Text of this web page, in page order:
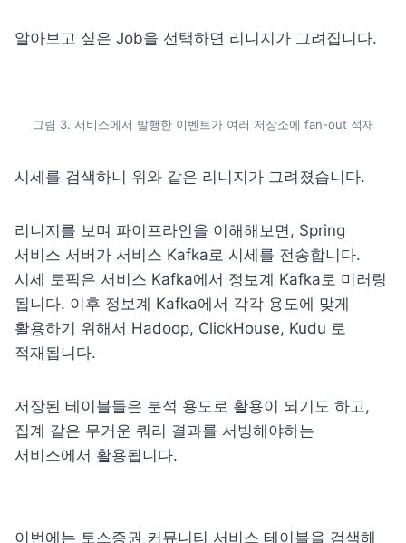
알아보고 싶은 Job을 선택하면 리니지가 그려집니다.
그림 3. 서비스에서 발행한 이벤트가 여러 저장소에 fan-out 적재
시세를 검색하니 위와 같은 리니지가 그려졌습니다.
리니지를 보며 파이프라인을 이해해보면, Spring
서비스 서버가 서비스 Kafka로 시세를 전송합니다.
시세 토픽은 서비스 Kafka에서 정보계 Kafka로 미러링
됩니다. 이후 정보계 Kafka에서 각각 용도에 맞게
활용하기 위해서 Hadoop, ClickHouse, Kudu 로
적재됩니다.
저장된 테이블들은 분석 용도로 활용이 되기도 하고,
집계 같은 무거운 쿼리 결과를 서빙해야하는
서비스에서 활용됩니다.
이번에는 토스증권 커뮤니티 서비스 테이블을 검색해